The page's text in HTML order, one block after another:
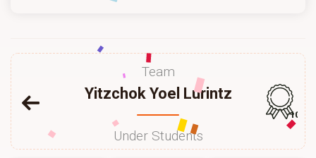
Team
Yitzchok Yoel Lurintz
Under Students
102